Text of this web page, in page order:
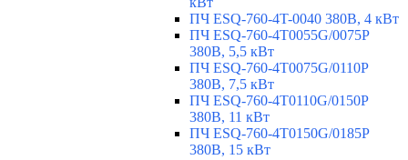
ПЧ ESQ-760-4T-0040 380В, 4 кВт
ПЧ ESQ-760-4T0055G/0075P
380В, 5,5 кВт
ПЧ ESQ-760-4T0075G/0110P
380В, 7,5 кВт
ПЧ ESQ-760-4T0110G/0150P
380В, 11 кВт
ПЧ ESQ-760-4T0150G/0185P
380В, 15 кВт